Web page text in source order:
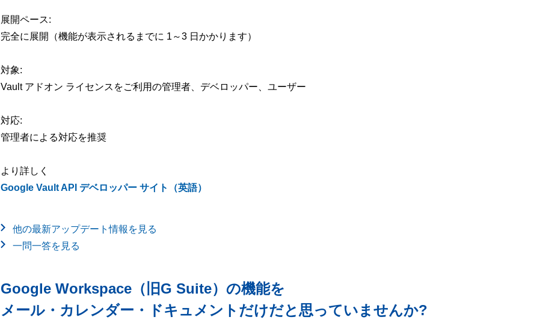
展開ペース:
完全に展開（機能が表示されるまでに 1～3 日かかります）
対象:
Vault アドオン ライセンスをご利用の管理者、デベロッパー、ユーザー
対応:
管理者による対応を推奨
より詳しく
Google Vault API デベロッパー サイト（英語）
他の最新アップデート情報を見る
一問一答を見る
Google Workspace（旧G Suite）の機能を
メール・カレンダー・ドキュメントだけだと思っていませんか?